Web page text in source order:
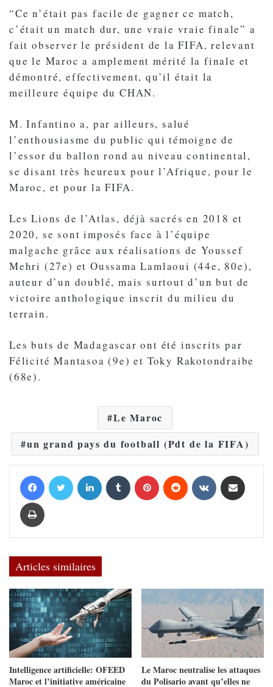
“Ce n’était pas facile de gagner ce match,
c’était un match dur, une vraie vraie finale” a
fait observer le président de la FIFA, relevant
que le Maroc a amplement mérité la finale et
démontré, effectivement, qu’il était la
meilleure équipe du CHAN.
M. Infantino a, par ailleurs, salué
l’enthousiasme du public qui témoigne de
l’essor du ballon rond au niveau continental,
se disant très heureux pour l’Afrique, pour le
Maroc, et pour la FIFA.
Les Lions de l’Atlas, déjà sacrés en 2018 et
2020, se sont imposés face à l’équipe
malgache grâce aux réalisations de Youssef
Mehri (27e) et Oussama Lamlaoui (44e, 80e),
auteur d’un doublé, mais surtout d’un but de
victoire anthologique inscrit du milieu du
terrain.
Les buts de Madagascar ont été inscrits par
Félicité Mantasoa (9e) et Toky Rakotondraibe
(‎68e).
Le Maroc
un grand pays du football (Pdt de la FIFA)
Articles similaires
Intelligence artificielle: OFEED
Maroc et l’initiative américaine
Le Maroc neutralise les attaques
du Polisario avant qu’elles ne